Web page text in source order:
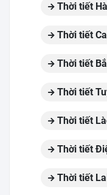
Thời tiết
Thời tiết
Thời tiết
Thời tiết
Thời tiết
Thời tiết
Thời tiết